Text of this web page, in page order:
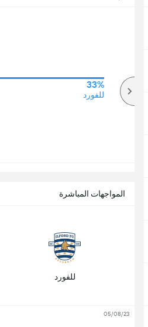
33%
للفورد
المواجهات المباشرة
للفورد
05/08/23